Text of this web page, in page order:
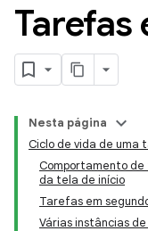
Tarefas
Nesta página
Ciclo de vida de uma
Comportamento
da tela de início
Tarefas em
Várias instâncias